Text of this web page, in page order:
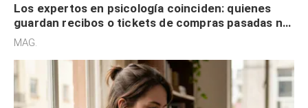
Los expertos en psicología coinciden: quienes
guardan recibos o tickets de compras pasadas no
son acumuladores, sino que tienen necesidad de
MAG.